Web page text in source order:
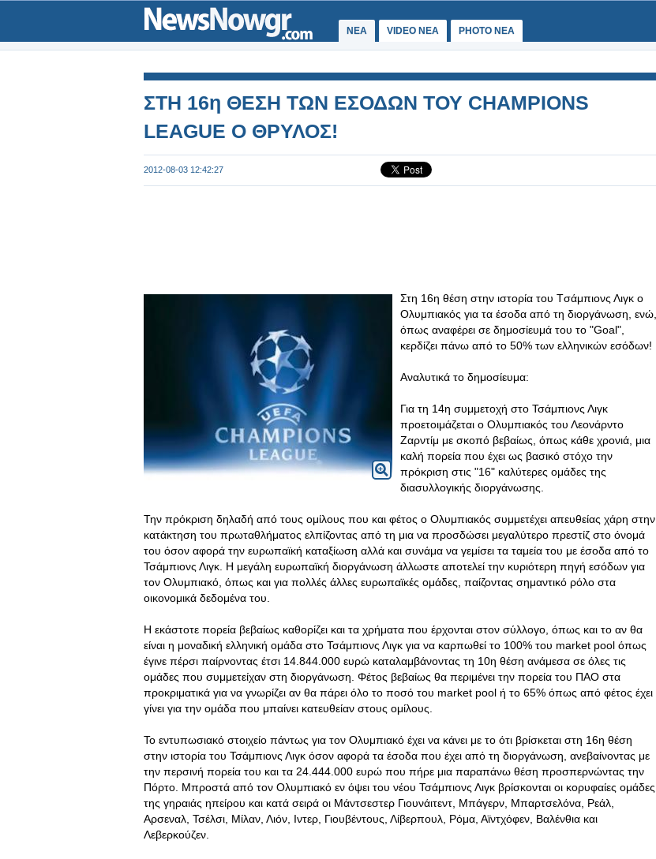
ΝΕΑ VIDEO NEA PHOTO NEA
ΣΤΗ 16η ΘΕΣΗ ΤΩΝ ΕΣΟΔΩΝ ΤΟΥ CHAMPIONS
LEAGUE Ο ΘΡΥΛΟΣ!
2012-08-03 12:42:27
Στη 16η θέση στην ιστορία του Tσάμπιονς Λιγκ ο
Ολυμπιακός για τα έσοδα από τη διοργάνωση, ενώ,
όπως αναφέρει σε δημοσίευμά του το "Goal",
κερδίζει πάνω από το 50% των ελληνικών εσόδων!
Αναλυτικά το δημοσίευμα:
Για τη 14η συμμετοχή στο Τσάμπιονς Λιγκ
προετοιμάζεται ο Ολυμπιακός του Λεονάρντο
Ζαρντίμ με σκοπό βεβαίως, όπως κάθε χρονιά, μια
καλή πορεία που έχει ως βασικό στόχο την
πρόκριση στις "16" καλύτερες ομάδες της
διασυλλογικής διοργάνωσης.
Την πρόκριση δηλαδή από τους ομίλους που και φέτος ο Ολυμπιακός συμμετέχει απευθείας χάρη στην
κατάκτηση του πρωταθλήματος ελπίζοντας από τη μια να προσδώσει μεγαλύτερο πρεστίζ στο όνομά
του όσον αφορά την ευρωπαϊκή καταξίωση αλλά και συνάμα να γεμίσει τα ταμεία του με έσοδα από το
Τσάμπιονς Λιγκ. Η μεγάλη ευρωπαϊκή διοργάνωση άλλωστε αποτελεί την κυριότερη πηγή εσόδων για
τον Ολυμπιακό, όπως και για πολλές άλλες ευρωπαϊκές ομάδες, παίζοντας σημαντικό ρόλο στα
οικονομικά δεδομένα του.
Η εκάστοτε πορεία βεβαίως καθορίζει και τα χρήματα που έρχονται στον σύλλογο, όπως και το αν θα
είναι η μοναδική ελληνική ομάδα στο Τσάμπιονς Λιγκ για να καρπωθεί το 100% του market pool όπως
έγινε πέρσι παίρνοντας έτσι 14.844.000 ευρώ καταλαμβάνοντας τη 10η θέση ανάμεσα σε όλες τις
ομάδες που συμμετείχαν στη διοργάνωση. Φέτος βεβαίως θα περιμένει την πορεία του ΠΑΟ στα
προκριματικά για να γνωρίζει αν θα πάρει όλο το ποσό του market pool ή το 65% όπως από φέτος έχει
γίνει για την ομάδα που μπαίνει κατευθείαν στους ομίλους.
Το εντυπωσιακό στοιχείο πάντως για τον Ολυμπιακό έχει να κάνει με το ότι βρίσκεται στη 16η θέση
στην ιστορία του Τσάμπιονς Λιγκ όσον αφορά τα έσοδα που έχει από τη διοργάνωση, ανεβαίνοντας με
την περσινή πορεία του και τα 24.444.000 ευρώ που πήρε μια παραπάνω θέση προσπερνώντας την
Πόρτο. Μπροστά από τον Ολυμπιακό εν όψει του νέου Τσάμπιονς Λιγκ βρίσκονται οι κορυφαίες ομάδες
της γηραιάς ηπείρου και κατά σειρά οι Μάντσεστερ Γιουνάιτεντ, Μπάγερν, Μπαρτσελόνα, Ρεάλ,
Αρσεναλ, Τσέλσι, Μίλαν, Λιόν, Ιντερ, Γιουβέντους, Λίβερπουλ, Ρόμα, Αϊντχόφεν, Βαλένθια και
Λεβερκούζεν.